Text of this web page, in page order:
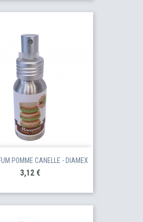
POMME CANELLE - DIAMEX
Prix
3,12 €